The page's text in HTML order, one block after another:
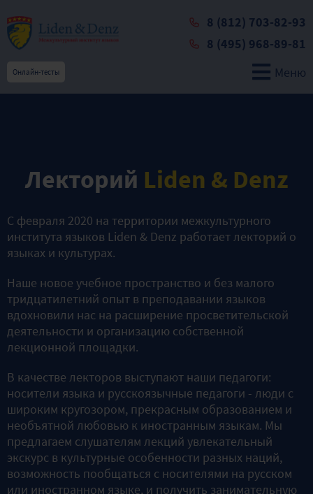
8 (812) 703-82-93
8 (495) 968-89-81
Онлайн-тесты Меню
Лекторий Liden & Denz
С февраля 2020 на территории межкультурного
института языков Liden & Denz работает лекторий о
языках и культурах.
Наше новое учебное пространство и без малого
тридцатилетний опыт в преподавании языков
вдохновили нас на расширение просветительской
деятельности и организацию собственной
лекционной площадки.
В качестве лекторов выступают наши педагоги:
носители языка и русскоязычные педагоги - люди с
широким кругозором, прекрасным образованием и
необъятной любовью к иностранным языкам. Мы
предлагаем слушателям лекций увлекательный
экскурс в культурные особенности разных наций,
возможность пообщаться с носителями на русском
или иностранном языке, и получить занимательную